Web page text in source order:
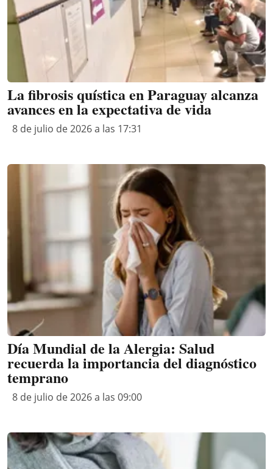
La fibrosis quística en Paraguay alcanza
avances en la expectativa de vida
8 de julio de 2026 a las 17:31
Día Mundial de la Alergia: Salud
recuerda la importancia del diagnóstico
temprano
8 de julio de 2026 a las 09:00